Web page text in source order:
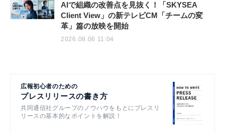
AIで組織の改善点を見抜く！「SKYSEA
Client View」の新テレビCM「チームの変
革」篇の放映を開始
2026.08.06 11:04
広報初心者のための
プレスリリースの書き方
共同通信社グループのノウハウをもとにプレスリ
リースの基本的なポイントを解説！